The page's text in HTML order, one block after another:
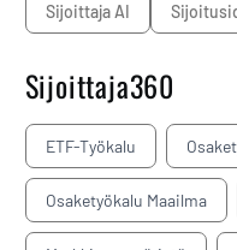
Sijoittaja AI
Sijoittaja360
ETF-Työkalu
Osaketyökalu Maailma